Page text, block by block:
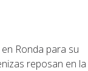
Ronda para su
reposan en la